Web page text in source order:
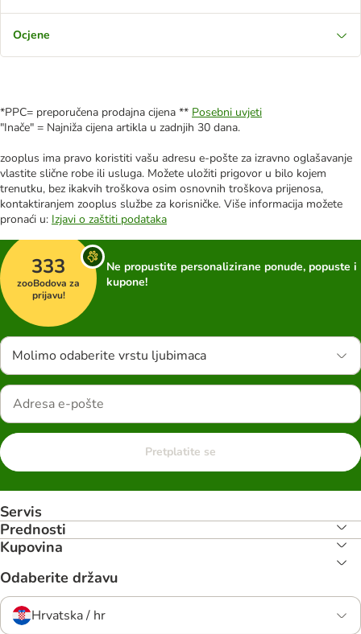
Ocjene
*PPC= preporučena prodajna cijena ** Posebni uvjeti
"Inače" = Najniža cijena artikla u zadnjih 30 dana.
zooplus ima pravo koristiti vašu adresu e-pošte za izravno oglašavanje
vlastite slične robe ili usluga. Možete uložiti prigovor u bilo kojem
trenutku, bez ikakvih troškova osim osnovnih troškova prijenosa,
kontaktiranjem zooplus službe za korisničke. Više informacija možete
pronaći u: Izjavi o zaštiti podataka
333
zooBodova za
prijavu!
Ne propustite personalizirane ponude, popuste i
kupone!
Molimo odaberite vrstu ljubimaca
Pretplatite se
Servis
Prednosti
Kupovina
Odaberite državu
Hrvatska / hr